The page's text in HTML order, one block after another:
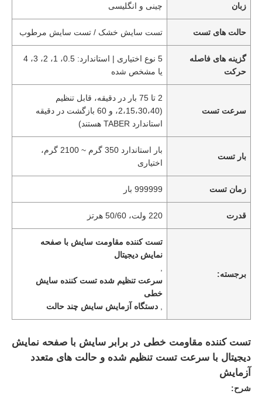
زبان چینی و انگلیسی
حالت های تست تست سایش خشک / تست سایش مرطوب
گزینه های فاصله
حرکت
5 نوع اختیاری | استاندارد: 0.5، 1، 2، 3، 4
یا مشخص شده
سرعت تست
2 تا 75 بار در دقیقه، قابل تنظیم
(2،15،30،40، و 60 بازگشت در دقیقه
استاندارد TABER هستند)
بار تست
بار استاندارد 350 گرم ~ 2100 گرم،
اختیاری
زمان تست 999999 بار
قدرت 220 ولت، 50/60 هرتز
برجسته:
تست کننده مقاومت سایش با صفحه
نمایش دیجیتال
سرعت تنظیم شده تست کننده سایش
خطی
,دستگاه آزمایش سایش چند حالت
تست کننده مقاومت خطی در برابر سایش با صفحه نمایش
دیجیتال با سرعت تست تنظیم شده و حالت های متعدد
آزمایش
شرح: